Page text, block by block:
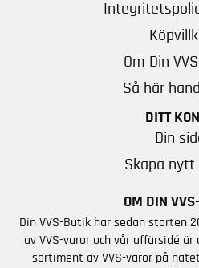
Om Din
Så här
DITT
Din
Skapa nytt
OM DIN
Din VVS-Butik har sedan starten
av VVS-varor och vår affärsidé
sortiment av VVS-varor på